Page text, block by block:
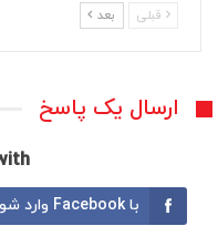
قبلی بعد
ارسال یک پاسخ
با Facebook وارد شوید